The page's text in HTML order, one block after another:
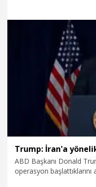
önüne koyacağınız ve
domine edebilirsiniz" dedi.
Politika
ABD Başkanı Donald
operasyon başlattıklarını